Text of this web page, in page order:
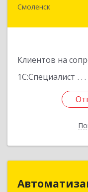
Смоленск
Клиентов на
1С:Специалист
214018,